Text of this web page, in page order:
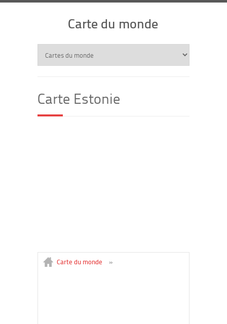
Carte du monde
Carte Estonie
Carte du monde »